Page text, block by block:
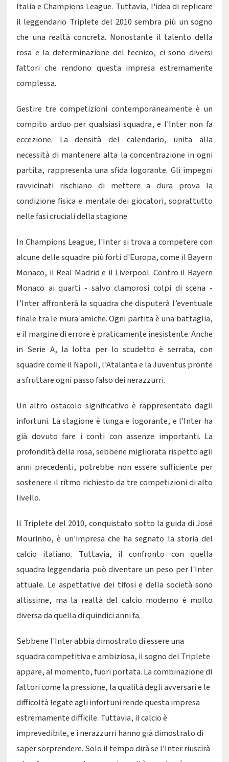
Italia e Champions League. Tuttavia, l'idea di replicare
il leggendario Triplete del 2010 sembra più un sogno
che una realtà concreta. Nonostante il talento della
rosa e la determinazione del tecnico, ci sono diversi
fattori che rendono questa impresa estremamente
complessa.
Gestire tre competizioni contemporaneamente è un
compito arduo per qualsiasi squadra, e l'Inter non fa
eccezione. La densità del calendario, unita alla
necessità di mantenere alta la concentrazione in ogni
partita, rappresenta una sfida logorante. Gli impegni
ravvicinati rischiano di mettere a dura prova la
condizione fisica e mentale dei giocatori, soprattutto
nelle fasi cruciali della stagione.
In Champions League, l'Inter si trova a competere con
alcune delle squadre più forti d'Europa, come il Bayern
Monaco, il Real Madrid e il Liverpool. Contro il Bayern
Monaco ai quarti - salvo clamorosi colpi di scena -
l’Inter affronterà la squadra che disputerà l’eventuale
finale tra le mura amiche. Ogni partita è una battaglia,
e il margine di errore è praticamente inesistente. Anche
in Serie A, la lotta per lo scudetto è serrata, con
squadre come il Napoli, l’Atalanta e la Juventus pronte
a sfruttare ogni passo falso dei nerazzurri.
Un altro ostacolo significativo è rappresentato dagli
infortuni. La stagione è lunga e logorante, e l'Inter ha
già dovuto fare i conti con assenze importanti. La
profondità della rosa, sebbene migliorata rispetto agli
anni precedenti, potrebbe non essere sufficiente per
sostenere il ritmo richiesto da tre competizioni di alto
livello.
Il Triplete del 2010, conquistato sotto la guida di José
Mourinho, è un'impresa che ha segnato la storia del
calcio italiano. Tuttavia, il confronto con quella
squadra leggendaria può diventare un peso per l'Inter
attuale. Le aspettative dei tifosi e della società sono
altissime, ma la realtà del calcio moderno è molto
diversa da quella di quindici anni fa.
Sebbene l'Inter abbia dimostrato di essere una
squadra competitiva e ambiziosa, il sogno del Triplete
appare, al momento, fuori portata. La combinazione di
fattori come la pressione, la qualità degli avversari e le
difficoltà legate agli infortuni rende questa impresa
estremamente difficile. Tuttavia, il calcio è
imprevedibile, e i nerazzurri hanno già dimostrato di
saper sorprendere. Solo il tempo dirà se l'Inter riuscirà